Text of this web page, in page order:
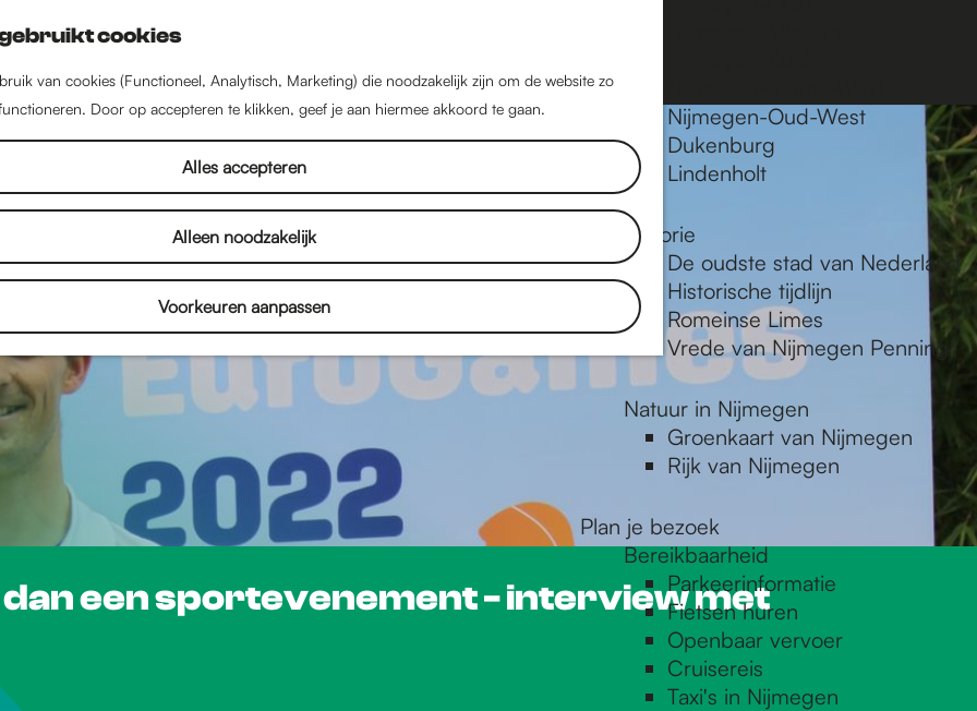
cookies
van cookies (Functioneel, Analytisch, Marketing) die noodzakelijk zijn om de website zo
Door op accepteren te klikken, geef je aan hiermee akkoord te gaan.
Alles accepteren
Alleen noodzakelijk
Voorkeuren aanpassen
o
e
k
n
a
a
r
M
n
Nijmegen-Oud-West
Dukenburg
Lindenholt
Historie
De oudste stad van Nederland
Historische tijdlijn
Romeinse Limes
Vrede van Nijmegen Penning
Natuur in Nijmegen
Groenkaart van Nijmegen
Rijk van Nijmegen
Plan je bezoek
Bereikbaarheid
Parkeerinformatie
Fietsen huren
Openbaar vervoer
Cruisereis
Taxi's in Nijmegen
dan een sportevenement - interview met